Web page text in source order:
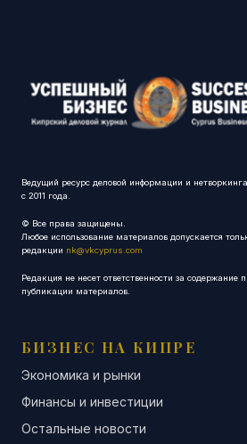
Ведущий ресурс деловой информации и
с 2011 года.
© Все права защищены.
Любое использование материалов допускается
редакции nk@vkcyprus.com
Редакция не несет ответственности за содержание
публикации материалов.
БИЗНЕС НА КИПРЕ
Экономика и рынки
Финансы и инвестиции
Остальные новости